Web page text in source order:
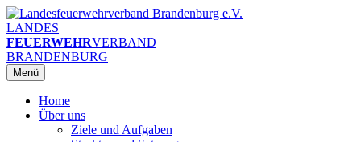
Zum
Inhalt
springen
LANDES
FEUERWEHRVERBAND
BRANDENBURG
Menü
Home
Über uns
Ziele und Aufgaben